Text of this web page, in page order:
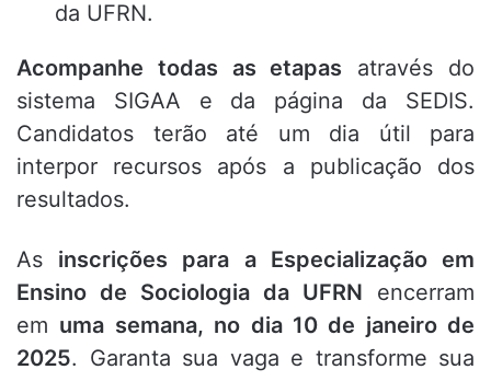
da UFRN.
Acompanhe todas as etapas através do
sistema SIGAA e da página da SEDIS.
Candidatos terão até um dia útil para
interpor recursos após a publicação dos
resultados.
As inscrições para a Especialização em
Ensino de Sociologia da UFRN encerram
em uma semana, no dia 10 de janeiro de
2025. Garanta sua vaga e transforme sua